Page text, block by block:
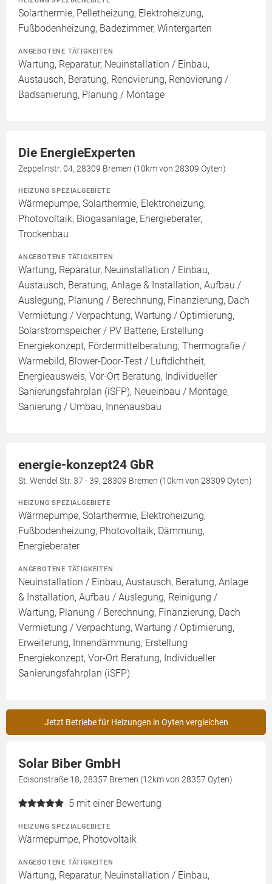
Solarthermie, Pelletheizung, Elektroheizung,
Fußbodenheizung, Badezimmer, Wintergarten
ANGEBOTENE TÄTIGKEITEN
Wartung, Reparatur, Neuinstallation / Einbau,
Austausch, Beratung, Renovierung, Renovierung /
Badsanierung, Planung / Montage
Die EnergieExperten
Zeppelinstr. 04, 28309 Bremen (10km von 28309 Oyten)
HEIZUNG SPEZIALGEBIETE
Wärmepumpe, Solarthermie, Elektroheizung,
Photovoltaik, Biogasanlage, Energieberater,
Trockenbau
ANGEBOTENE TÄTIGKEITEN
Wartung, Reparatur, Neuinstallation / Einbau,
Austausch, Beratung, Anlage & Installation, Aufbau /
Auslegung, Planung / Berechnung, Finanzierung, Dach
Vermietung / Verpachtung, Wartung / Optimierung,
Solarstromspeicher / PV Batterie, Erstellung
Energiekonzept, Fördermittelberatung, Thermografie /
Wärmebild, Blower-Door-Test / Luftdichtheit,
Energieausweis, Vor-Ort Beratung, Individueller
Sanierungsfahrplan (iSFP), Neueinbau / Montage,
Sanierung / Umbau, Innenausbau
energie-konzept24 GbR
St. Wendel Str. 37 - 39, 28309 Bremen (10km von 28309 Oyten)
HEIZUNG SPEZIALGEBIETE
Wärmepumpe, Solarthermie, Elektroheizung,
Fußbodenheizung, Photovoltaik, Dämmung,
Energieberater
ANGEBOTENE TÄTIGKEITEN
Neuinstallation / Einbau, Austausch, Beratung, Anlage
& Installation, Aufbau / Auslegung, Reinigung /
Wartung, Planung / Berechnung, Finanzierung, Dach
Vermietung / Verpachtung, Wartung / Optimierung,
Erweiterung, Innendämmung, Erstellung
Energiekonzept, Vor-Ort Beratung, Individueller
Sanierungsfahrplan (iSFP)
Jetzt Betriebe für Heizungen in Oyten vergleichen
Solar Biber GmbH
Edisonstraße 18, 28357 Bremen (12km von 28357 Oyten)
5 mit einer Bewertung
HEIZUNG SPEZIALGEBIETE
Wärmepumpe, Photovoltaik
ANGEBOTENE TÄTIGKEITEN
Wartung, Reparatur, Neuinstallation / Einbau,